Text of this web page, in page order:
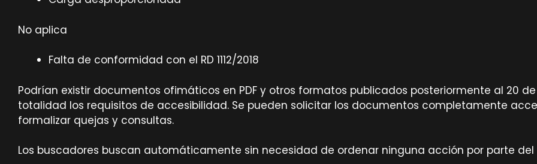
No aplica
Falta de conformidad con el RD 1112/2018
Podrían existir documentos ofimáticos en PDF y otros formatos publicados posteriormente al 20
totalidad los requisitos de accesibilidad. Se pueden solicitar los documentos completamente
formalizar quejas y consultas.
Los buscadores buscan automáticamente sin necesidad de ordenar ninguna acción por parte del